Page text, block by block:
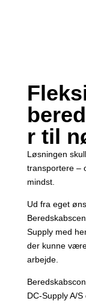
r til
Løsningen
transportere –
mindst.
Ud fra eget
Supply med
der kunne
arbejde.
DC-Supply A/